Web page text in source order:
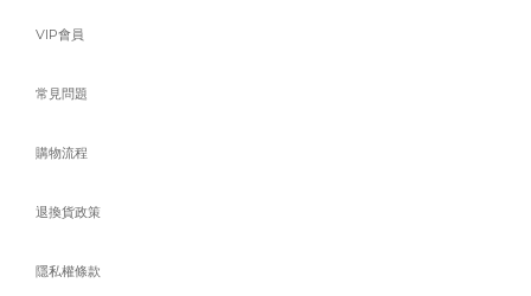
VIP會員
常見問題
購物流程
退換貨政策
隱私權條款